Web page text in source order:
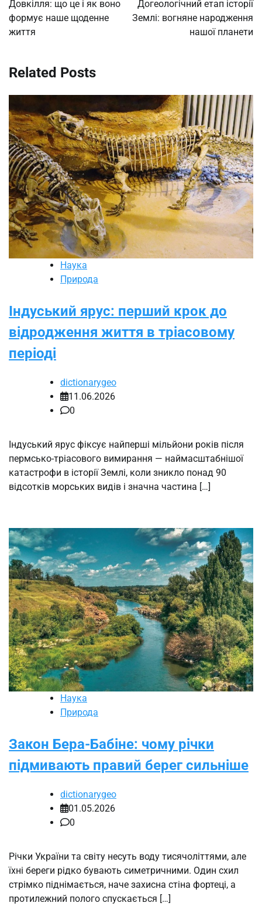
Довкілля: що це і як воно
формує наше щоденне
життя
Догеологічний етап історії
Землі: вогняне народження
нашої планети
Related Posts
Наука
Природа
Індуський ярус: перший крок до
відродження життя в тріасовому
періоді
dictionarygeo
11.06.2026
0
Індуський ярус фіксує найперші мільйони років після
пермсько-тріасового вимирання — наймасштабнішої
катастрофи в історії Землі, коли зникло понад 90
відсотків морських видів і значна частина […]
Наука
Природа
Закон Бера-Бабіне: чому річки
підмивають правий берег сильніше
dictionarygeo
01.05.2026
0
Річки України та світу несуть воду тисячоліттями, але
їхні береги рідко бувають симетричними. Один схил
стрімко піднімається, наче захисна стіна фортеці, а
протилежний полого спускається […]